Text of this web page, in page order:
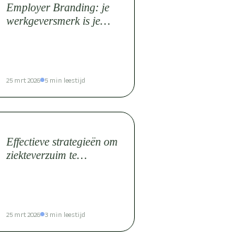
Employer Branding: je
werkgeversmerk is je
25 mrt 2026 5 min leestijd
Effectieve strategieën om
ziekteverzuim te
25 mrt 2026 3 min leestijd